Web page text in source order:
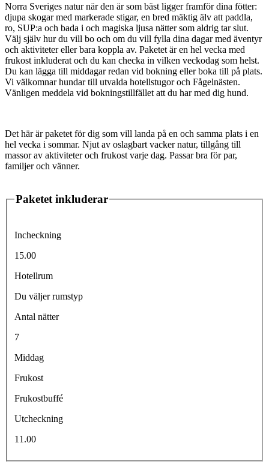
Norra Sveriges natur när den är som bäst ligger framför dina fötter:
djupa skogar med markerade stigar, en bred mäktig älv att paddla,
ro, SUP:a och bada i och magiska ljusa nätter som aldrig tar slut.
Välj själv hur du vill bo och om du vill fylla dina dagar med äventyr
och aktiviteter eller bara koppla av. Paketet är en hel vecka med
frukost inkluderat och du kan checka in vilken veckodag som helst.
Du kan lägga till middagar redan vid bokning eller boka till på plats.
Vi välkomnar hundar till utvalda hotellstugor och Fågelnästen.
Vänligen meddela vid bokningstillfället att du har med dig hund.
Det här är paketet för dig som vill landa på en och samma plats i en
hel vecka i sommar. Njut av oslagbart vacker natur, tillgång till
massor av aktiviteter och frukost varje dag. Passar bra för par,
familjer och vänner.
Paketet inkluderar
Incheckning
15.00
Hotellrum
Du väljer rumstyp
Antal nätter
7
Middag
Frukost
Frukostbuffé
Utcheckning
11.00